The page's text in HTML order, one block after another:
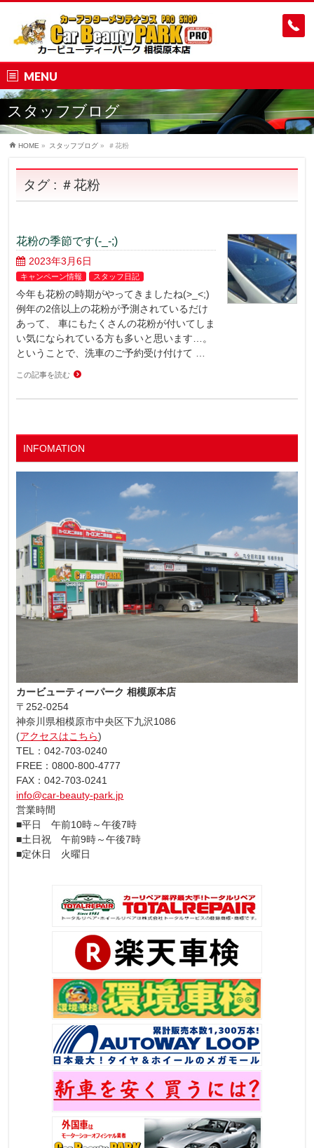
MENU
スタッフブログ
HOME » スタッフブログ » ＃花粉
タグ : ＃花粉
花粉の季節です(-_-;)
2023年3月6日
キャンペーン情報 スタッフ日記
今年も花粉の時期がやってきましたね(>_<;)
例年の2倍以上の花粉が予測されているだけ
あって、 車にもたくさんの花粉が付いてしま
い気になられている方も多いと思います…。
ということで、洗車のご予約受け付けて …
この記事を読む
INFOMATION
カービューティーパーク 相模原本店
〒252-0254
神奈川県相模原市中央区下九沢1086
(アクセスはこちら)
TEL：042-703-0240
FREE：0800-800-4777
FAX：042-703-0241
info@car-beauty-park.jp
営業時間
■平日 午前10時～午後7時
■土日祝 午前9時～午後7時
■定休日 火曜日